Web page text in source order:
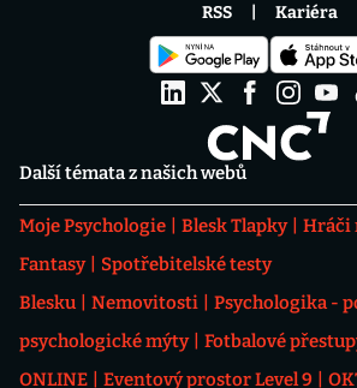
Další témata z našich webů
Moje Psychologie Blesk Tlapky Hráči
Fantasy
Spotřebitelské testy
Blesku
Nemovitosti
Psychologika -
psychologické mýty
Fotbalové
ONLINE
Eventový prostor Level 9
RSS Kariéra